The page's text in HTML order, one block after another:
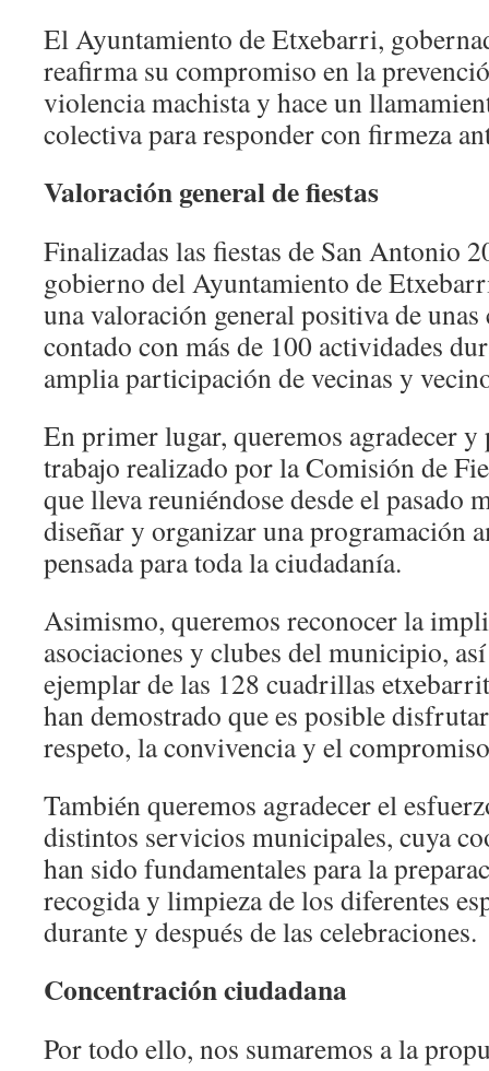
El Ayuntamiento de Etxebarri,
reafirma su compromiso en la
violencia machista y hace un
colectiva para responder con firmeza
Valoración general de fiestas
Finalizadas las fiestas de San Antonio
gobierno del Ayuntamiento de
una valoración general positiva de
contado con más de 100 actividades
amplia participación de vecinas y
En primer lugar, queremos agradecer
trabajo realizado por la Comisión de
que lleva reuniéndose desde el pasado
diseñar y organizar una programación
pensada para toda la ciudadanía.
Asimismo, queremos reconocer la
asociaciones y clubes del municipio,
ejemplar de las 128 cuadrillas
han demostrado que es posible
respeto, la convivencia y el
También queremos agradecer el
distintos servicios municipales, cuya
han sido fundamentales para la
recogida y limpieza de los diferentes
durante y después de las celebraciones.
Concentración ciudadana
Por todo ello, nos sumaremos a la